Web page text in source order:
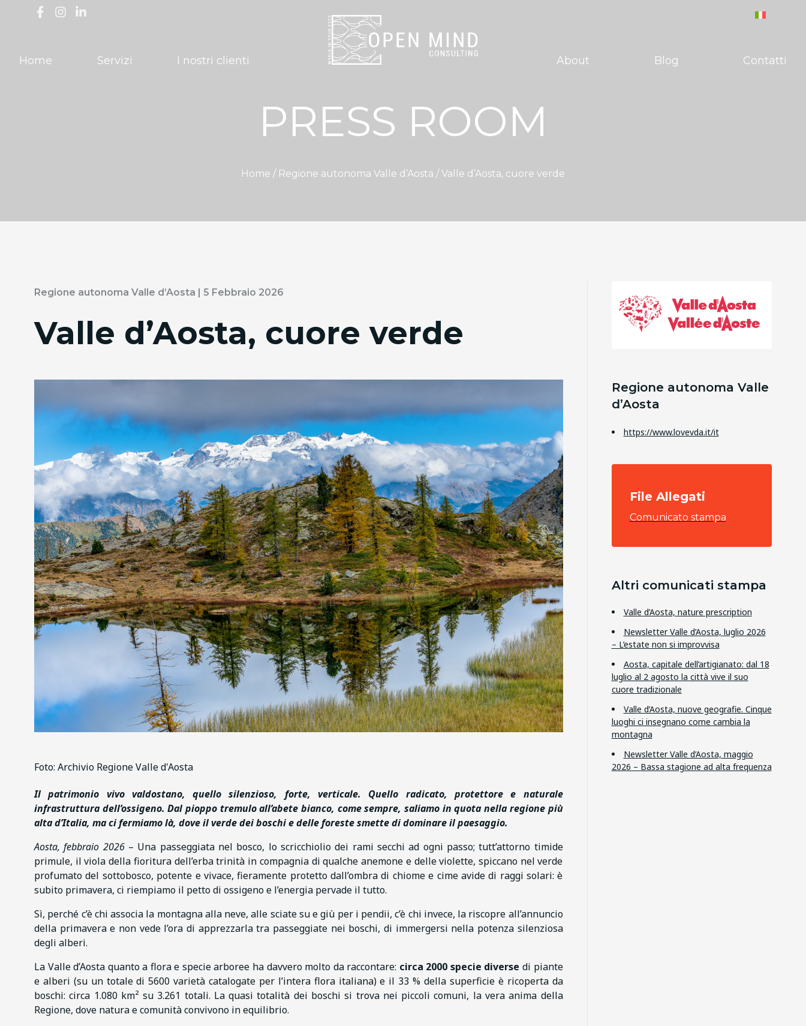
Home Servizi I nostri clienti About Blog Contatti
PRESS ROOM
Home / Regione autonoma Valle d’Aosta / Valle d’Aosta, cuore verde
Regione autonoma Valle d’Aosta | 5 Febbraio 2026
Valle d’Aosta, cuore verde
Foto: Archivio Regione Valle d'Aosta
Il patrimonio vivo valdostano, quello silenzioso, forte, verticale. Quello radicato, protettore e naturale
infrastruttura dell’ossigeno.Dal pioppo tremulo all’abete bianco, come sempre,saliamo in quota nella regione più
alta d’Italia, ma ci fermiamo là, dove il verde dei boschi e delle foreste smette di dominare il paesaggio.
Aosta, febbraio 2026– Una passeggiata nel bosco, lo scricchiolio dei rami secchi ad ogni passo; tutt’attorno timide
primule, il viola della fioritura dell’erba trinità in compagnia di qualche anemone e delle violette, spiccano nel verde
profumato del sottobosco, potente e vivace, fieramente protetto dall’ombra di chiome e cime avide di raggi solari: è
subito primavera, ci riempiamo il petto di ossigeno e l’energia pervade il tutto.
Sì, perché c’è chi associa la montagna alla neve, alle sciate su e giù per i pendii, c’è chi invece, la riscopre all’annuncio
della primavera e non vede l’ora di apprezzarla tra passeggiate nei boschi, di immergersi nella potenza silenziosa
degli alberi.
La Valle d’Aosta quanto a flora e specie arboree ha davvero molto da raccontare: circa 2000 specie diverse di piante
e alberi (su un totale di 5600 varietà catalogate per l’intera flora italiana) e il 33 % della superficie è ricoperta da
boschi: circa 1.080 km² su 3.261 totali. La quasi totalità dei boschi si trova nei piccoli comuni, la vera anima della
Regione, dove natura e comunità convivono in equilibrio.
Regione autonoma Valle
d’Aosta
https://www.lovevda.it/it
File Allegati
Comunicato stampa
Altri comunicati stampa
Valle d’Aosta, nature prescription
Newsletter Valle d’Aosta, luglio 2026
– L’estate non si improvvisa
Aosta, capitale dell’artigianato: dal 18
luglio al 2 agosto la città vive il suo
cuore tradizionale
Valle d’Aosta, nuove geografie. Cinque
luoghi ci insegnano come cambia la
montagna
Newsletter Valle d’Aosta, maggio
2026 – Bassa stagione ad alta frequenza